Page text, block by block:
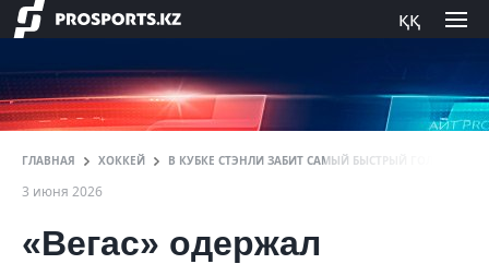
ққ
ГЛАВНАЯ ХОККЕЙ В КУБКЕ СТЭНЛИ ЗАБИТ САМЫЙ БЫСТРЫЙ ГОЛ
3 июня 2026
«Вегас» одержал